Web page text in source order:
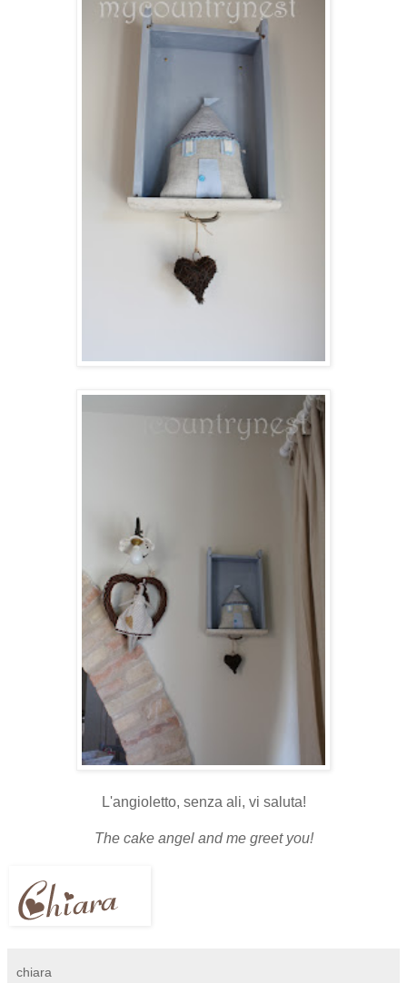
L'angioletto, senza ali, vi saluta!
The cake angel and me greet you!
chiara